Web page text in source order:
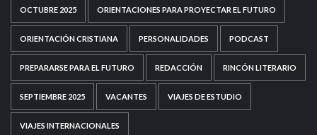
OCTUBRE 2025 ORIENTACIONES PARA PROYECTAR EL FUTURO
ORIENTACIÓN CRISTIANA PERSONALIDADES PODCAST
PREPARARSE PARA EL FUTURO REDACCIÓN RINCÓN LITERARIO
SEPTIEMBRE 2025 VACANTES VIAJES DE ESTUDIO
VIAJES INTERNACIONALES